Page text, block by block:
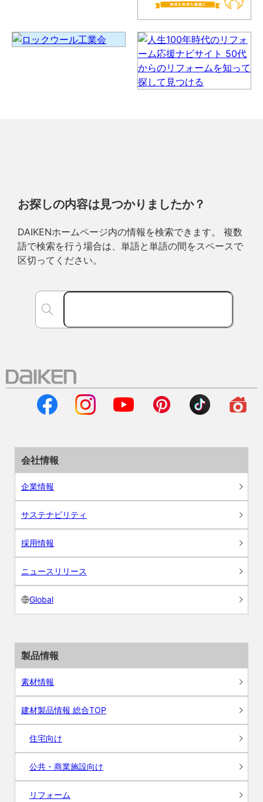
お探しの内容は見つかりましたか？
DAIKENホームページ内の情報を検索できます。 複数
語で検索を行う場合は、単語と単語の間をスペースで
区切ってください。
会社情報
企業情報
サステナビリティ
採用情報
ニュースリリース
Global
製品情報
素材情報
建材製品情報 総合TOP
住宅向け
公共・商業施設向け
リフォーム